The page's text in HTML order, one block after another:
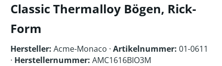
Classic Thermalloy Bögen, Rick-
Form
Hersteller: Acme-Monaco · Artikelnummer: 01-0611
· Herstellernummer: AMC1616BIO3M